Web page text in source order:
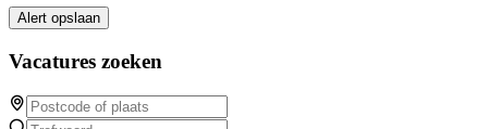
Alert opslaan
Vacatures zoeken